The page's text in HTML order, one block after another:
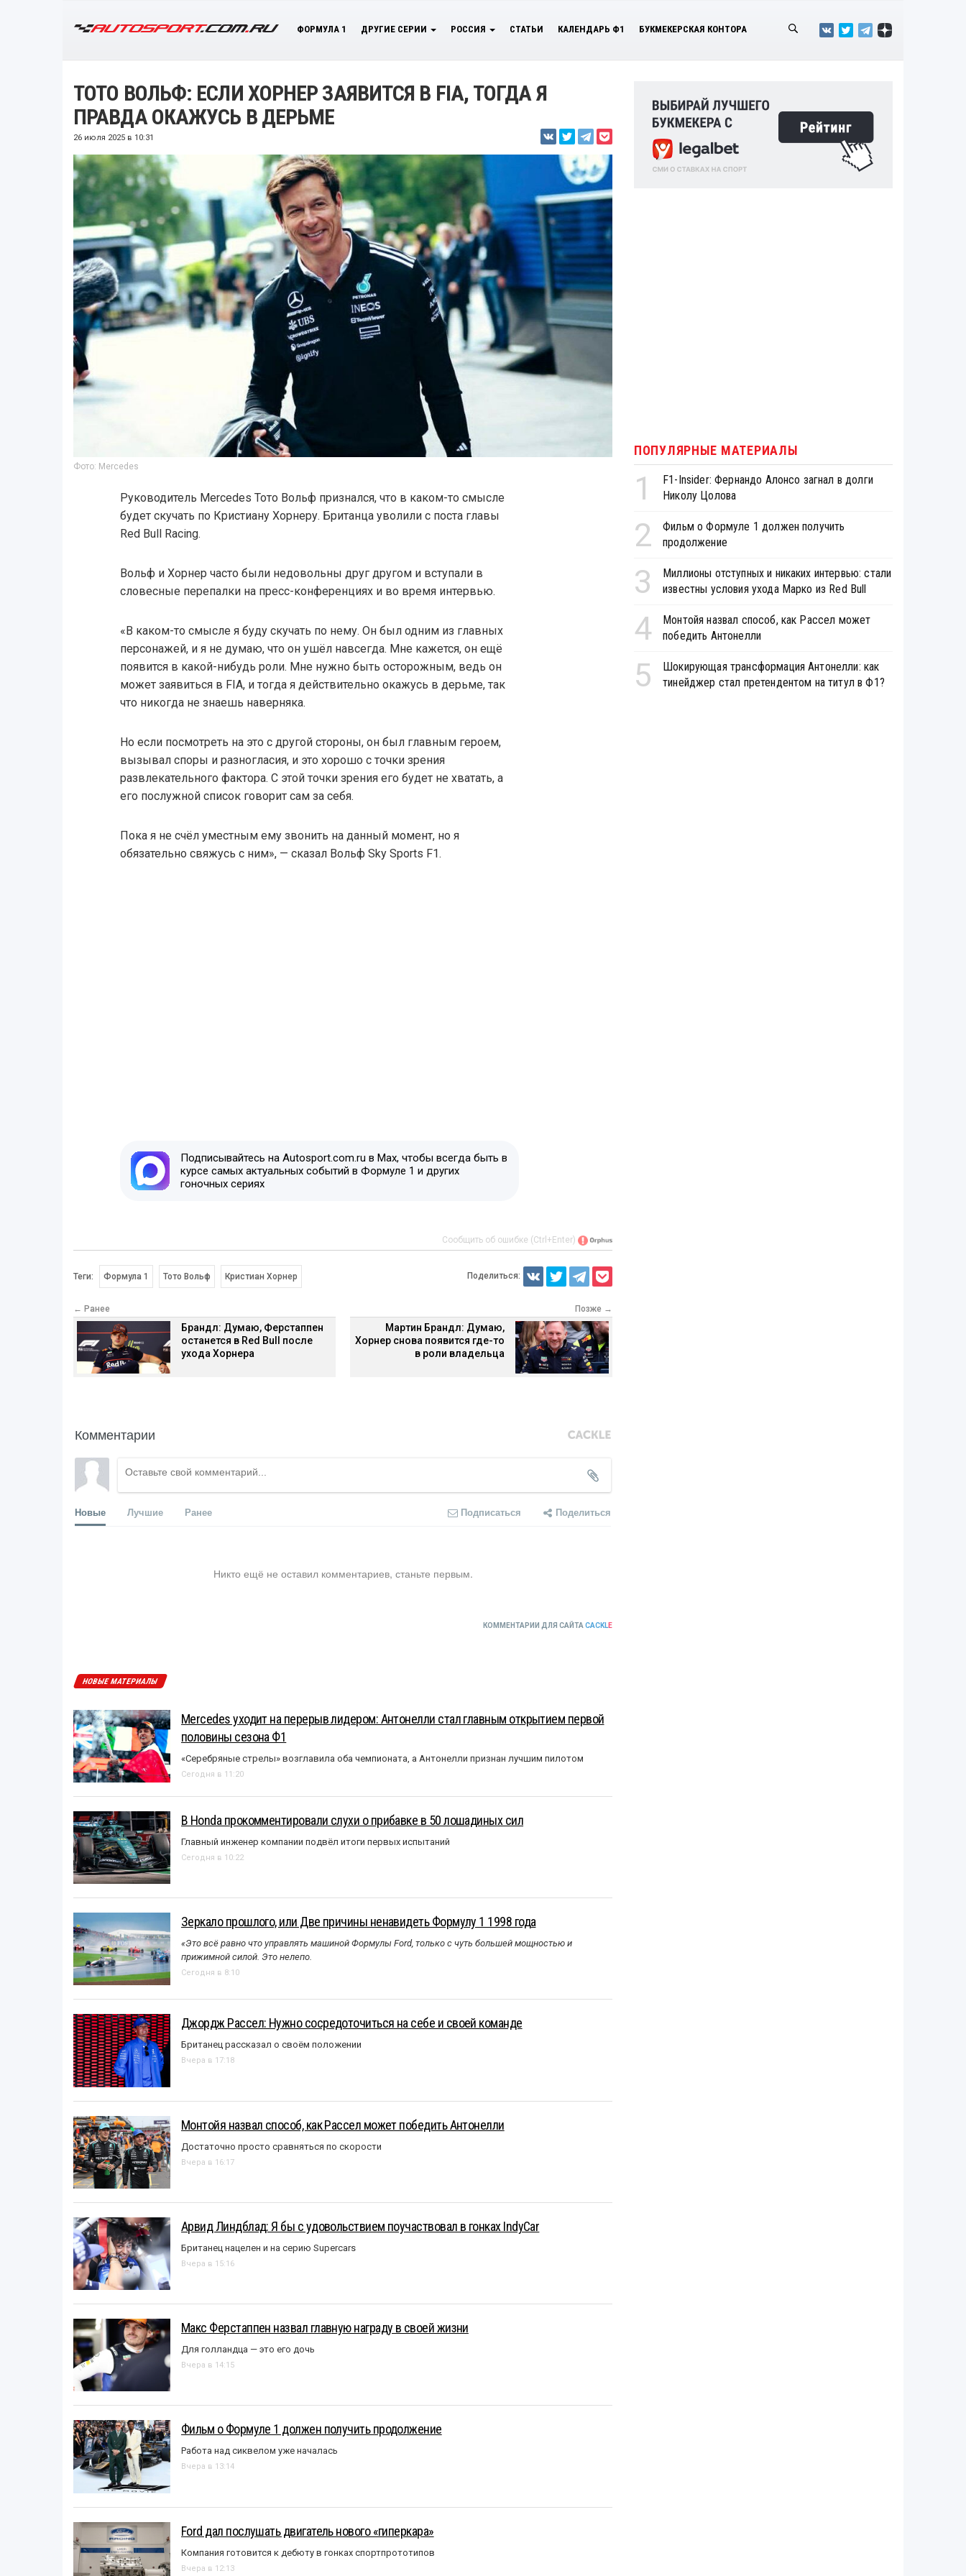
ФОРМУЛА 1 ДРУГИЕ СЕРИИ РОССИЯ СТАТЬИ КАЛЕНДАРЬ Ф1 БУКМЕКЕРСКАЯ КОНТОРА
ТОТО ВОЛЬФ: ЕСЛИ ХОРНЕР ЗАЯВИТСЯ В FIA, ТОГДА Я
ПРАВДА ОКАЖУСЬ В ДЕРЬМЕ
26 июля 2025 в 10:31
Фото: Mercedes
Руководитель Mercedes Тото Вольф признался, что в каком-то смысле
будет скучать по Кристиану Хорнеру. Британца уволили с поста главы
Red Bull Racing.
Вольф и Хорнер часто были недовольны друг другом и вступали в
словесные перепалки на пресс-конференциях и во время интервью.
«В каком-то смысле я буду скучать по нему. Он был одним из главных
персонажей, и я не думаю, что он ушёл навсегда. Мне кажется, он ещё
появится в какой-нибудь роли. Мне нужно быть осторожным, ведь он
может заявиться в FIA, и тогда я действительно окажусь в дерьме, так
что никогда не знаешь наверняка.
Но если посмотреть на это с другой стороны, он был главным героем,
вызывал споры и разногласия, и это хорошо с точки зрения
развлекательного фактора. С этой точки зрения его будет не хватать, а
его послужной список говорит сам за себя.
Пока я не счёл уместным ему звонить на данный момент, но я
обязательно свяжусь с ним», — сказал Вольф Sky Sports F1.
Подписывайтесь на Autosport.com.ru в Max, чтобы всегда быть в
курсе самых актуальных событий в Формуле 1 и других
гоночных сериях
Сообщить об ошибке (Ctrl+Enter)
Теги: Формула 1 Тото Вольф Кристиан Хорнер Поделиться:
← Ранее
Брандл: Думаю, Ферстаппен
останется в Red Bull после
ухода Хорнера
Позже →
Мартин Брандл: Думаю,
Хорнер снова появится где-то
в роли владельца
Комментарии
Новые Лучшие Ранее Подписаться Поделиться
Никто ещё не оставил комментариев, станьте первым.
КОММЕНТАРИИ ДЛЯ САЙТА CACKLE
НОВЫЕ МАТЕРИАЛЫ
Mercedes уходит на перерыв лидером: Антонелли стал главным открытием первой
половины сезона Ф1
«Серебряные стрелы» возглавила оба чемпионата, а Антонелли признан лучшим пилотом
Сегодня в 11:20
В Honda прокомментировали слухи о прибавке в 50 лошадиных сил
Главный инженер компании подвёл итоги первых испытаний
Сегодня в 10:22
Зеркало прошлого, или Две причины ненавидеть Формулу 1 1998 года
«Это всё равно что управлять машиной Формулы Ford, только с чуть большей мощностью и
прижимной силой. Это нелепо.
Сегодня в 8:10
Джордж Рассел: Нужно сосредоточиться на себе и своей команде
Британец рассказал о своём положении
Вчера в 17:18
Монтойя назвал способ, как Рассел может победить Антонелли
Достаточно просто сравняться по скорости
Вчера в 16:17
Арвид Линдблад: Я бы с удовольствием поучаствовал в гонках IndyCar
Британец нацелен и на серию Supercars
Вчера в 15:16
Макс Ферстаппен назвал главную награду в своей жизни
Для голландца — это его дочь
Вчера в 14:15
Фильм о Формуле 1 должен получить продолжение
Работа над сиквелом уже началась
Вчера в 13:14
Ford дал послушать двигатель нового «гиперкара»
Компания готовится к дебюту в гонках спортпрототипов
Вчера в 12:13
ПОПУЛЯРНЫЕ МАТЕРИАЛЫ
1
F1-Insider: Фернандо Алонсо загнал в долги
Николу Цолова
2
Фильм о Формуле 1 должен получить
продолжение
3
Миллионы отступных и никаких интервью: стали
известны условия ухода Марко из Red Bull
4
Монтойя назвал способ, как Рассел может
победить Антонелли
5
Шокирующая трансформация Антонелли: как
тинейджер стал претендентом на титул в Ф1?